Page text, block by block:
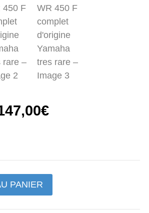
:
€Le
est :
147,00€.
PANIER